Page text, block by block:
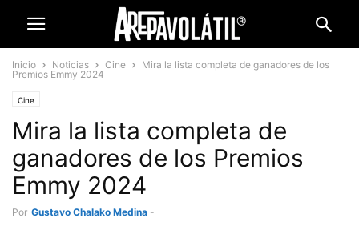
Inicio Noticias Cine
Mira la lista completa de ganadores de los
Premios Emmy 2024
Cine
Mira la lista completa de
ganadores de los Premios
Emmy 2024
Por Gustavo Chalako Medina -